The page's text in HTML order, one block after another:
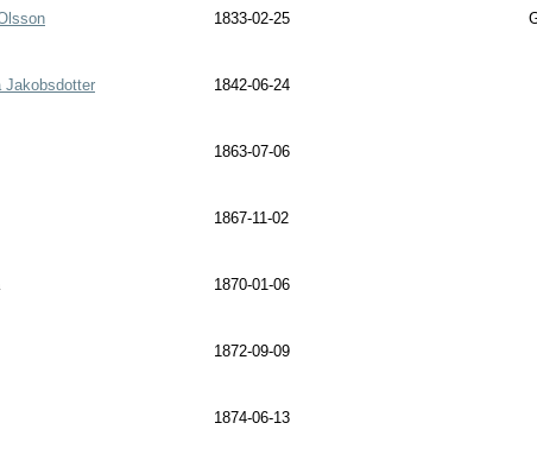
1833-02-25
Jakobsdotter 1842-06-24
1863-07-06
1867-11-02
1870-01-06
1872-09-09
1874-06-13